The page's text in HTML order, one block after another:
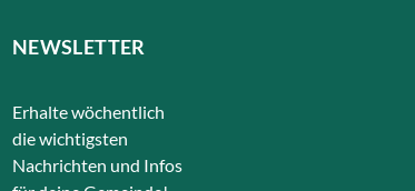
NEWSLETTER
Erhalte wöchentlich
die wichtigsten
Nachrichten und Infos